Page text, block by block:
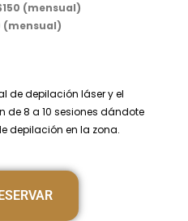
(mensual)
(mensual)
de depilación láser y el
de 8 a 10 sesiones dándote
depilación en la zona.